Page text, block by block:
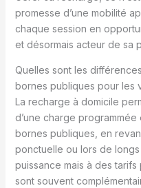
promesse d’une mobilité
chaque session en
et désormais acteur de sa
Quelles sont les
bornes publiques pour les
La recharge à domicile
d’une charge programmée
bornes publiques, en
ponctuelle ou lors de
puissance mais à des
sont souvent